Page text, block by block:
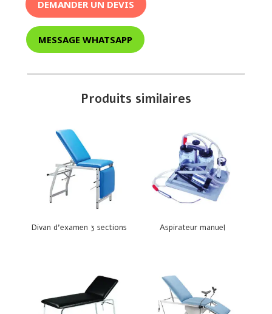
DEMANDER UN DEVIS
MESSAGE WHATSAPP
Produits similaires
Divan d’examen 3 sections Aspirateur manuel